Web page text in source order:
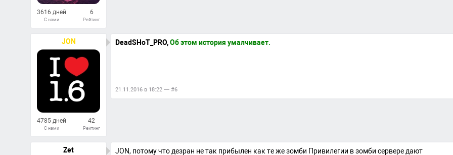
3616 дней
С нами
6
Рейтинг
352
JON
4785 дней
С нами
42
Рейтинг
561
DeadSHoT_PRO,Об этом история умалчивает.
21.11.2016 в 18:22 — #6
Zet
JON, потому что дезран не так прибылен как те же зомби Привилегии в зомби сервере дают